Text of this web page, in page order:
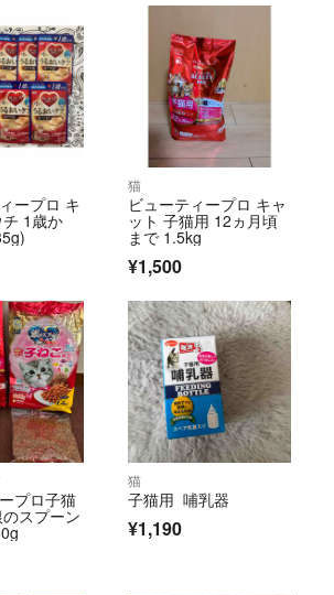
ープロ キ
1歳か
猫
ビューティープロ キャ
ット 子猫用 12ヵ月頃
まで 1.5kg
¥1,500
プロ子猫
スプーン
猫
子猫用 哺乳器
¥1,190